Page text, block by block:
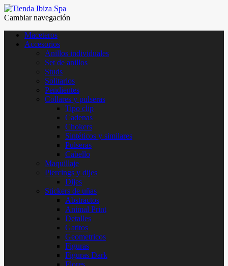
Cambiar navegación
Maceteros
Accesorios
Anillos individuales
Set de anillos
Studs
Solitarios
Pendientes
Collares y pulseras
Tipo clip
Cadenas
Chokers
Sintéticos y similares
Pulseras
Cabello
Maquillaje
Piercings y dijes
Dijes
Stickers de uñas
Abstractos
Animal Print
Detalles
Gatitos
Geometricos
Figuras
Figuras Dark
Flores